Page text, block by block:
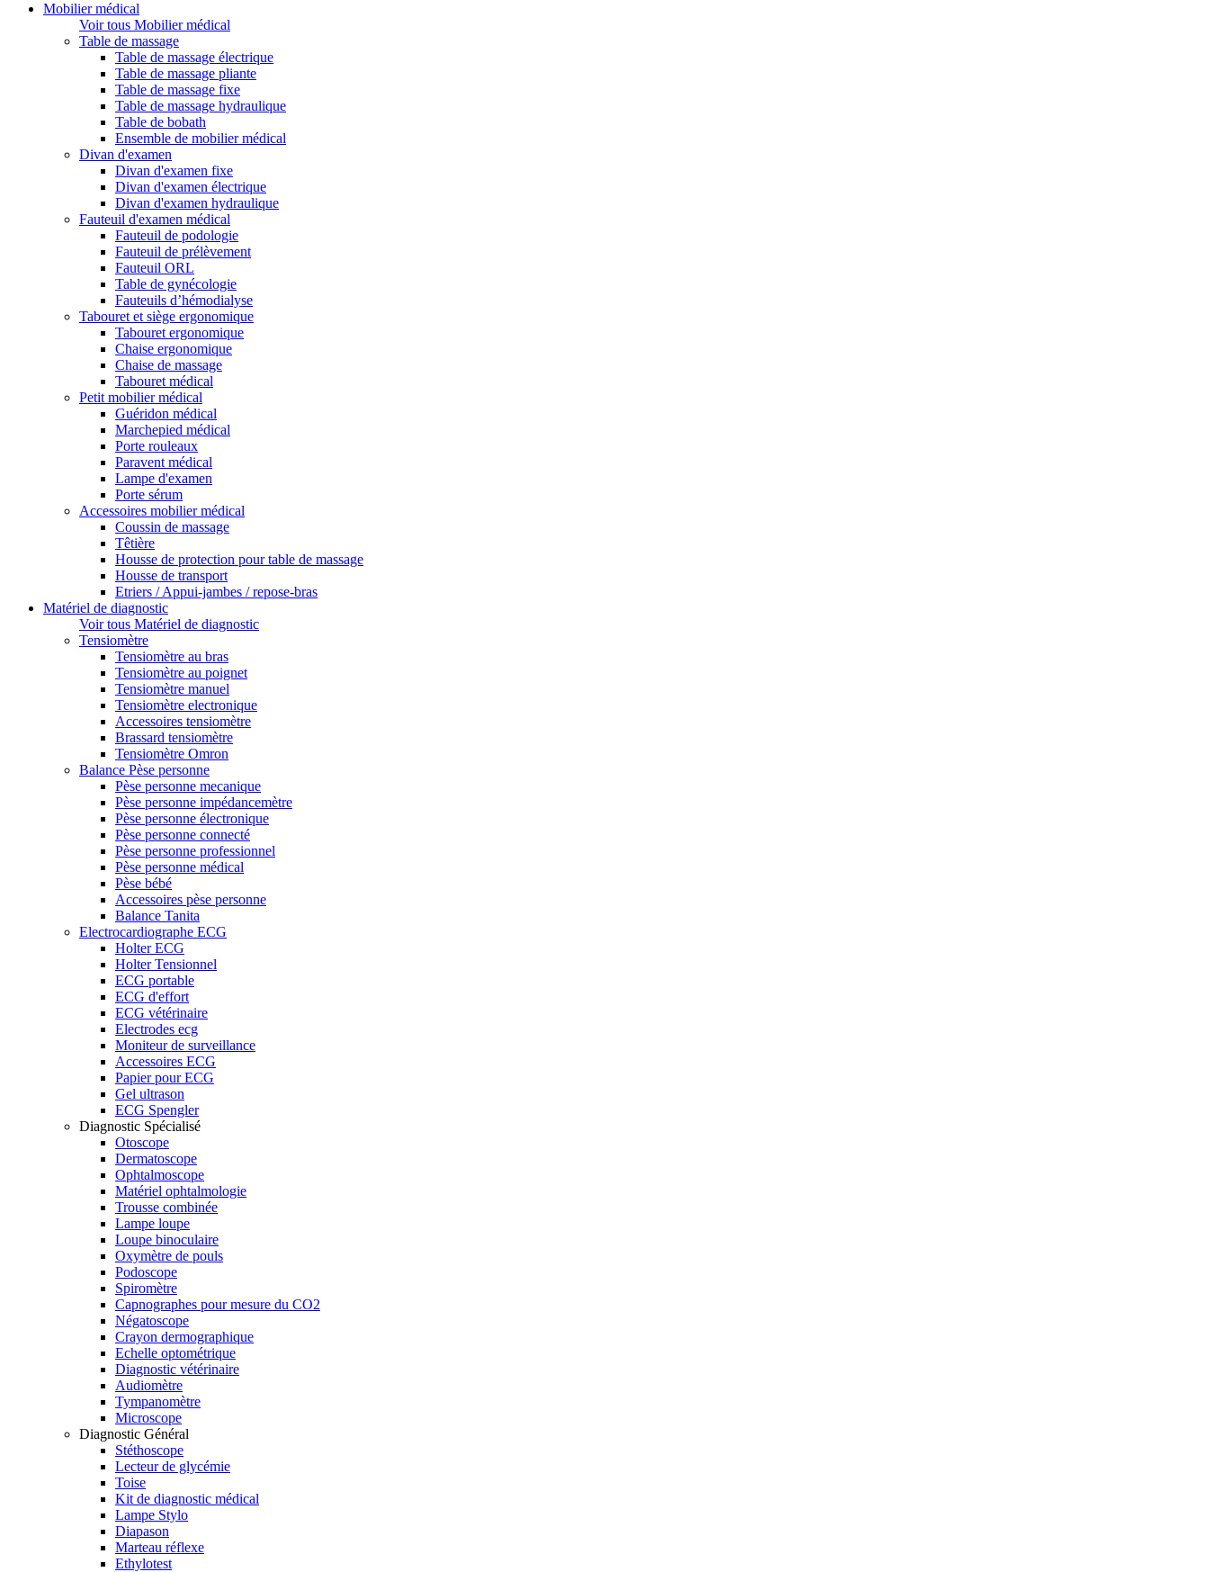
Mobilier médical
Voir tous Mobilier médical
Table de massage
Table de massage électrique
Table de massage pliante
Table de massage fixe
Table de massage hydraulique
Table de bobath
Ensemble de mobilier médical
Divan d'examen
Divan d'examen fixe
Divan d'examen électrique
Divan d'examen hydraulique
Fauteuil d'examen médical
Fauteuil de podologie
Fauteuil de prélèvement
Fauteuil ORL
Table de gynécologie
Fauteuils d’hémodialyse
Tabouret et siège ergonomique
Tabouret ergonomique
Chaise ergonomique
Chaise de massage
Tabouret médical
Petit mobilier médical
Guéridon médical
Marchepied médical
Porte rouleaux
Paravent médical
Lampe d'examen
Porte sérum
Accessoires mobilier médical
Coussin de massage
Têtière
Housse de protection pour table de massage
Housse de transport
Etriers / Appui-jambes / repose-bras
Matériel de diagnostic
Voir tous Matériel de diagnostic
Tensiomètre
Tensiomètre au bras
Tensiomètre au poignet
Tensiomètre manuel
Tensiomètre electronique
Accessoires tensiomètre
Brassard tensiomètre
Tensiomètre Omron
Balance Pèse personne
Pèse personne mecanique
Pèse personne impédancemètre
Pèse personne électronique
Pèse personne connecté
Pèse personne professionnel
Pèse personne médical
Pèse bébé
Accessoires pèse personne
Balance Tanita
Electrocardiographe ECG
Holter ECG
Holter Tensionnel
ECG portable
ECG d'effort
ECG vétérinaire
Electrodes ecg
Moniteur de surveillance
Accessoires ECG
Papier pour ECG
Gel ultrason
ECG Spengler
Diagnostic Spécialisé
Otoscope
Dermatoscope
Ophtalmoscope
Matériel ophtalmologie
Trousse combinée
Lampe loupe
Loupe binoculaire
Oxymètre de pouls
Podoscope
Spiromètre
Capnographes pour mesure du CO2
Négatoscope
Crayon dermographique
Echelle optométrique
Diagnostic vétérinaire
Audiomètre
Tympanomètre
Microscope
Diagnostic Général
Stéthoscope
Lecteur de glycémie
Toise
Kit de diagnostic médical
Lampe Stylo
Diapason
Marteau réflexe
Ethylotest